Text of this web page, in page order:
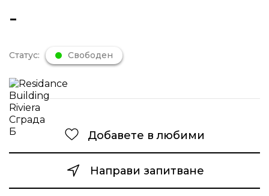
-
Статус: Свободен
Добавете в любими
Направи запитване